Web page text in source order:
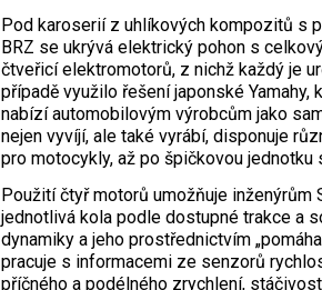
Pod karoserií z uhlíkových kompozitů s
BRZ se ukrývá elektrický pohon s
čtveřicí elektromotorů, z nichž každý je
případě využilo řešení japonské
nabízí automobilovým výrobcům jako
nejen vyvíjí, ale také vyrábí, disponuje
pro motocykly, až po špičkovou jednotku
Použití čtyř motorů umožňuje
jednotlivá kola podle dostupné trakce a
dynamiky a jeho prostřednictvím
pracuje s informacemi ze senzorů
příčného a podélného zrychlení,